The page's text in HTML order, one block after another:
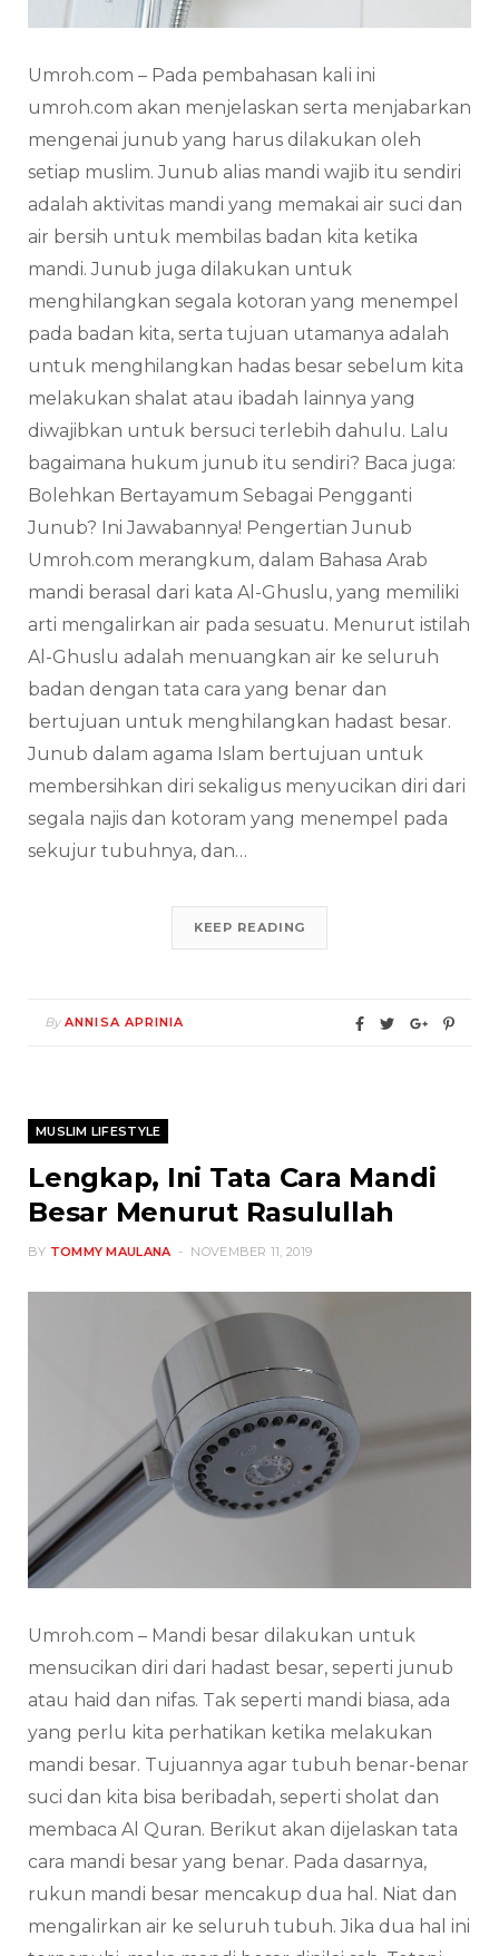
Umroh.com – Pada pembahasan kali ini
umroh.com akan menjelaskan serta menjabarkan
mengenai junub yang harus dilakukan oleh
setiap muslim. Junub alias mandi wajib itu sendiri
adalah aktivitas mandi yang memakai air suci dan
air bersih untuk membilas badan kita ketika
mandi. Junub juga dilakukan untuk
menghilangkan segala kotoran yang menempel
pada badan kita, serta tujuan utamanya adalah
untuk menghilangkan hadas besar sebelum kita
melakukan shalat atau ibadah lainnya yang
diwajibkan untuk bersuci terlebih dahulu. Lalu
bagaimana hukum junub itu sendiri? Baca juga:
Bolehkan Bertayamum Sebagai Pengganti
Junub? Ini Jawabannya! Pengertian Junub
Umroh.com merangkum, dalam Bahasa Arab
mandi berasal dari kata Al-Ghuslu, yang memiliki
arti mengalirkan air pada sesuatu. Menurut istilah
Al-Ghuslu adalah menuangkan air ke seluruh
badan dengan tata cara yang benar dan
bertujuan untuk menghilangkan hadast besar.
Junub dalam agama Islam bertujuan untuk
membersihkan diri sekaligus menyucikan diri dari
segala najis dan kotoram yang menempel pada
sekujur tubuhnya, dan…
KEEP READING
By ANNISA APRINIA
MUSLIM LIFESTYLE
Lengkap, Ini Tata Cara Mandi
Besar Menurut Rasulullah
BY TOMMY MAULANA NOVEMBER 11, 2019
Umroh.com – Mandi besar dilakukan untuk
mensucikan diri dari hadast besar, seperti junub
atau haid dan nifas. Tak seperti mandi biasa, ada
yang perlu kita perhatikan ketika melakukan
mandi besar. Tujuannya agar tubuh benar-benar
suci dan kita bisa beribadah, seperti sholat dan
membaca Al Quran. Berikut akan dijelaskan tata
cara mandi besar yang benar. Pada dasarnya,
rukun mandi besar mencakup dua hal. Niat dan
mengalirkan air ke seluruh tubuh. Jika dua hal ini